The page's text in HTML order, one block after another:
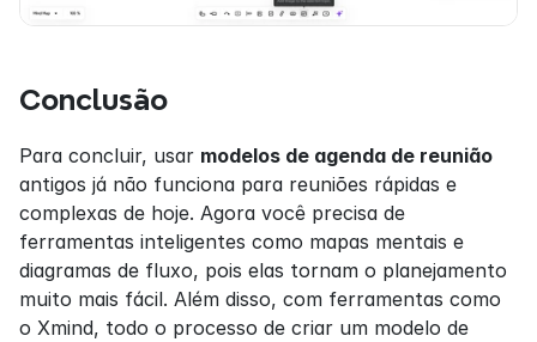
Conclusão
Para concluir, usar modelos de agenda de reunião
antigos já não funciona para reuniões rápidas e
complexas de hoje. Agora você precisa de
ferramentas inteligentes como mapas mentais e
diagramas de fluxo, pois elas tornam o planejamento
muito mais fácil. Além disso, com ferramentas como
o Xmind, todo o processo de criar um modelo de